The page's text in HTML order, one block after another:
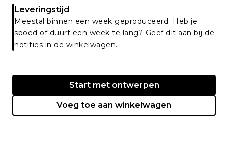
Leveringstijd
Meestal binnen een week geproduceerd. Heb je
spoed of duurt een week te lang? Geef dit aan bij de
notities in de winkelwagen.
Start met ontwerpen
Voeg toe aan winkelwagen